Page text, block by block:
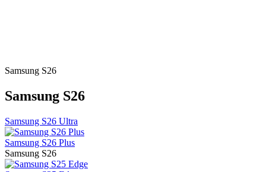
Samsung S26
Samsung S26
Samsung S26 Ultra
Samsung S26 Plus
Samsung S26